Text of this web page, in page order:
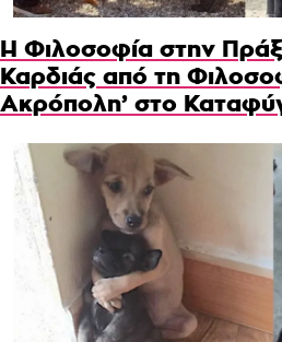
Η Φιλοσοφία στην
Καρδιάς από τη
Ακρόπολη’ στο